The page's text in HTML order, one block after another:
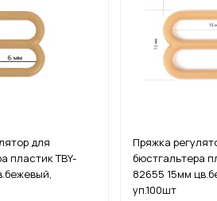
для
пластик TBY-
Пряжка
бюстгальтера
82655 15мм
уп.100шт